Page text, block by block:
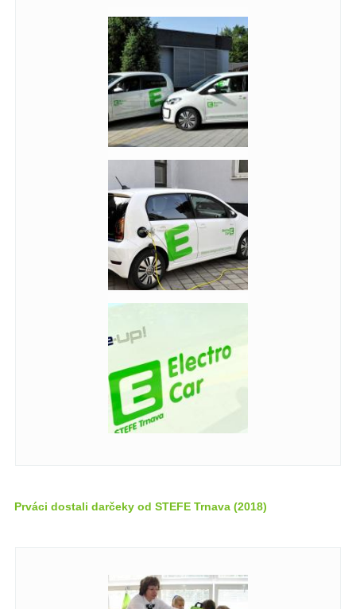
Prváci dostali darčeky od STEFE Trnava (2018)